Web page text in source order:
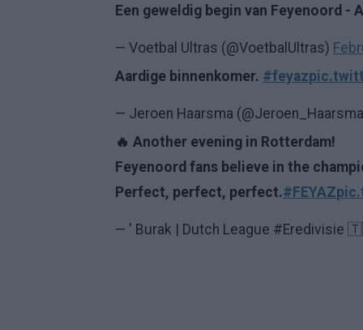
Een geweldig begin van Feyenoord -
— Voetbal Ultras (@VoetbalUltras)
Aardige binnenkomer. #feyaz
— Jeroen Haarsma
🔥 Another evening in Rotterdam!
Feyenoord fans believe in the
Perfect, perfect, perfect.#FEYAZ
— ' Burak | Dutch League